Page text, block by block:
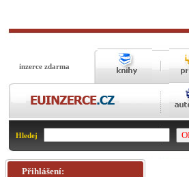
inzerce zdarma
Hledej
Přihlášení: